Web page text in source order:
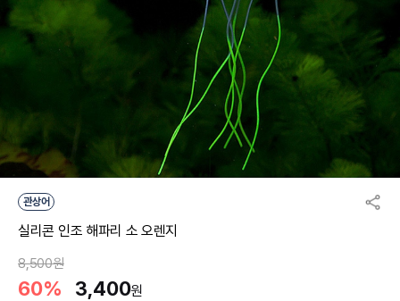
관상어
실리콘 인조 해파리 소 오렌지
8,500원
60% 3,400원